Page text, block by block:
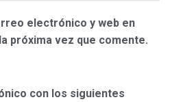
electrónico y web en
próxima vez que comente.
con los siguientes